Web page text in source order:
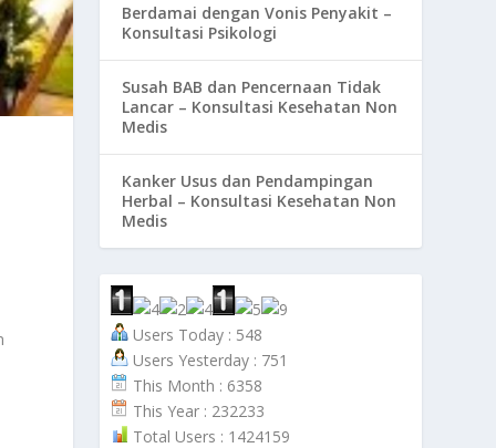
Berdamai dengan Vonis Penyakit –
Konsultasi Psikologi
Susah BAB dan Pencernaan Tidak
Lancar – Konsultasi Kesehatan Non
Medis
Kanker Usus dan Pendampingan
Herbal – Konsultasi Kesehatan Non
Medis
Users Today : 548
Users Yesterday : 751
This Month : 6358
This Year : 232233
Total Users : 1424159